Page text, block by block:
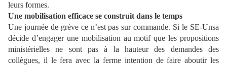
leurs formes.
Une mobilisation efficace se construit dans le temps
Une journée de grève ce n’est pas sur commande. Si le SE-Unsa
décide d’engager une mobilisation au motif que les propositions
ministérielles ne sont pas à la hauteur des demandes des
collègues, il le fera avec la ferme intention de faire aboutir les